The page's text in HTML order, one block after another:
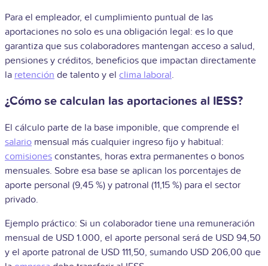
Para el empleador, el cumplimiento puntual de las
aportaciones no solo es una obligación legal: es lo que
garantiza que sus colaboradores mantengan acceso a salud,
pensiones y créditos, beneficios que impactan directamente
la retención de talento y el clima laboral.
¿Cómo se calculan las aportaciones al IESS?
El cálculo parte de la base imponible, que comprende el
salario mensual más cualquier ingreso fijo y habitual:
comisiones constantes, horas extra permanentes o bonos
mensuales. Sobre esa base se aplican los porcentajes de
aporte personal (9,45 %) y patronal (11,15 %) para el sector
privado.
Ejemplo práctico: Si un colaborador tiene una remuneración
mensual de USD 1.000, el aporte personal será de USD 94,50
y el aporte patronal de USD 111,50, sumando USD 206,00 que